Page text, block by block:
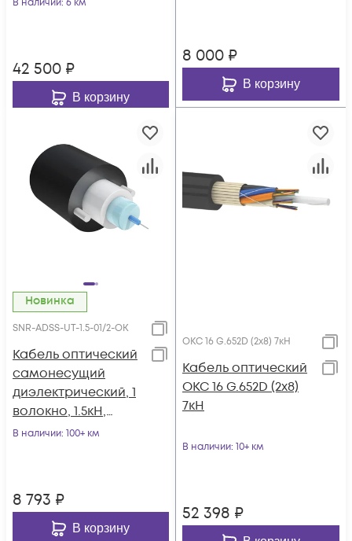
В наличии: 6 км
42 500 ₽
В корзину
8 000 ₽
В корзину
Новинка
SNR-ADSS-UT-1.5-01/2-OK
Кабель оптический
самонесущий
диэлектрический, 1
волокно, 1.5кН,
катушка 2км.
В наличии: 100+ км
8 793 ₽
В корзину
ОКС 16 G.652D (2х8) 7кН
Кабель оптический
ОКС 16 G.652D (2х8)
7кН
В наличии: 10+ км
52 398 ₽